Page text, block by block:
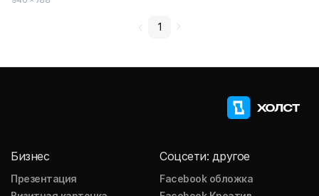
1
Бизнес
Презентация
Соцсети: другое
Facebook обложка